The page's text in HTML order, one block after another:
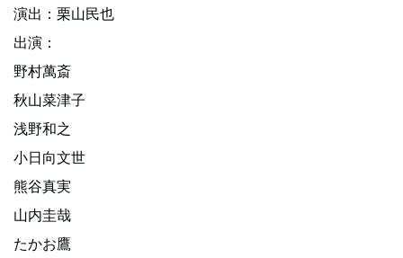
演出：栗山民也
出演：
野村萬斎
秋山菜津子
浅野和之
小日向文世
熊谷真実
山内圭哉
たかお鷹